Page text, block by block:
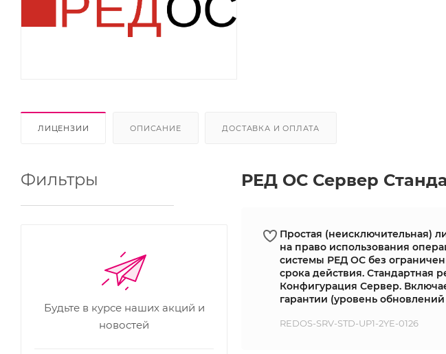
ЛИЦЕНЗИИ ОПИСАНИЕ ДОСТАВКА И ОПЛАТА
Фильтры
Будьте в курсе наших акций и
новостей
РЕД ОС Сервер
Простая (неисключительная)
на право использования
системы РЕД ОС без
срока действия. Стандартная
Конфигурация Сервер.
гарантии (уровень обновлений
REDOS-SRV-STD-UP1-2YE-0126